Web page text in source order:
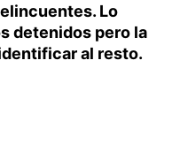
Lo
detenidos pero la
al resto.